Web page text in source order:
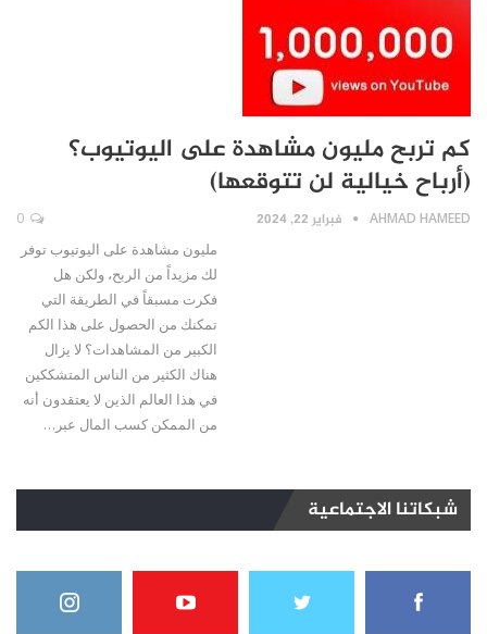
كم تربح مليون مشاهدة على اليوتيوب؟
(أرباح خيالية لن تتوقعها)
AHMAD HAMEED فبراير 22, 2024
مليون مشاهدة على اليوتيوب توفر
لك مزيداً من الربح، ولكن هل
فكرت مسبقاً في الطريقة التي
تمكنك من الحصول على هذا الكم
الكبير من المشاهدات؟ لا يزال
هناك الكثير من الناس المتشككين
في هذا العالم الذين لا يعتقدون أنه
من الممكن كسب المال عبر…
شبكاتنا الاجتماعية